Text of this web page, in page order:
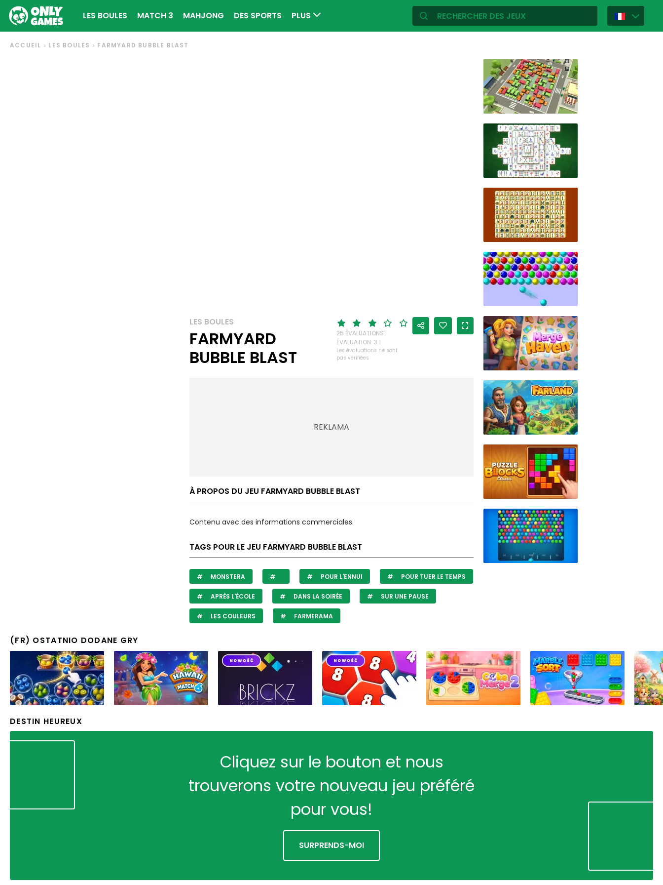
LES BOULES MATCH 3 MAHJONG DES SPORTS PLUS
ACCUEIL LES BOULES FARMYARD BUBBLE BLAST
LES BOULES
FARMYARD
BUBBLE BLAST
25 ÉVALUATIONS |
ÉVALUATION: 3.1
Les évaluations ne sont
pas vérifiées
À PROPOS DU JEU FARMYARD BUBBLE BLAST
Contenu avec des informations commerciales.
TAGS POUR LE JEU FARMYARD BUBBLE BLAST
MONSTERA POUR L'ENNUI POUR TUER LE TEMPS
APRÈS L'ÉCOLE DANS LA SOIRÉE SUR UNE PAUSE
LES COULEURS FARMERAMA
(FR) OSTATNIO DODANE GRY
DESTIN HEUREUX
Cliquez sur le bouton et nous
trouverons votre nouveau jeu préféré
pour vous!
SURPRENDS-MOI